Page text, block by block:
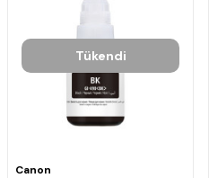
Tükendi
Canon